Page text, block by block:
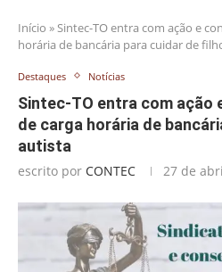
Início »Sintec-TO entra com ação e
horária de bancária para cuidar de
Destaques Notícias
Sintec-TO entra com ação
de carga horária de
autista
escrito por CONTEC 27 de